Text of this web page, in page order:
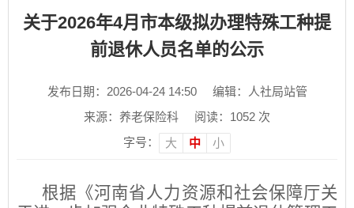
关于2026年4月市本级拟办理特殊工种提
前退休人员名单的公示
发布日期：2026-04-24 14:50
编辑：人社局站管
来源：养老保险科
阅读： 1052 次
字号：
大 中 小
根据《河南省人力资源和社会保障厅关